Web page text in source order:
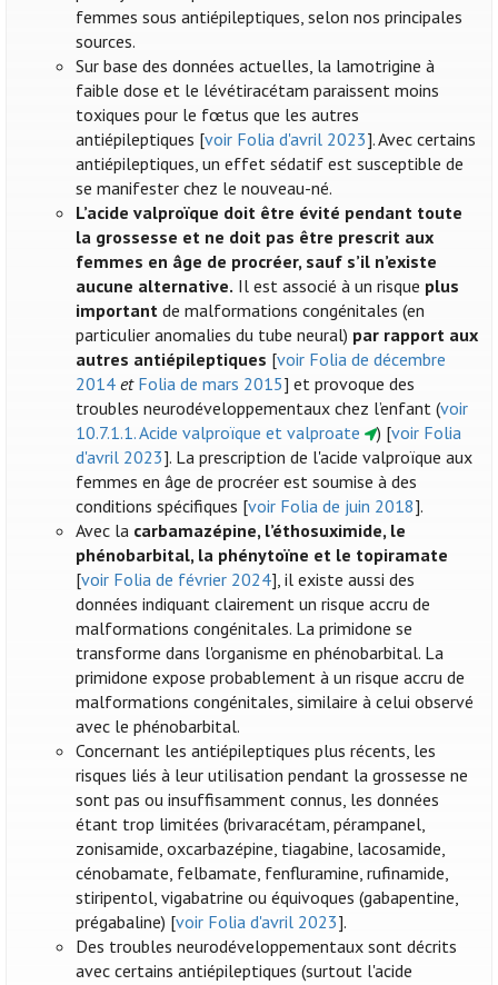
femmes sous antiépileptiques, selon nos principales
sources.
Sur base des données actuelles, la lamotrigine à
faible dose et le lévétiracétam paraissent moins
toxiques pour le fœtus que les autres
antiépileptiques [voir Folia d'avril 2023]. Avec certains
antiépileptiques, un effet sédatif est susceptible de
se manifester chez le nouveau-né.
L’acide valproïque doit être évité pendant toute
la grossesse et ne doit pas être prescrit aux
femmes en âge de procréer, sauf s’il n’existe
aucune alternative. Il est associé à un risque plus
important de malformations congénitales (en
particulier anomalies du tube neural) par rapport aux
autres antiépileptiques [voir Folia de décembre
2014 et Folia de mars 2015] et provoque des
troubles neurodéveloppementaux chez l’enfant (voir
10.7.1.1. Acide valproïque et valproate
) [voir Folia
d'avril 2023]. La prescription de l'acide valproïque aux
femmes en âge de procréer est soumise à des
conditions spécifiques [voir Folia de juin 2018].
Avec la carbamazépine, l’éthosuximide, le
phénobarbital, la phénytoïne et le topiramate
[voir Folia de février 2024], il existe aussi des
données indiquant clairement un risque accru de
malformations congénitales. La primidone se
transforme dans l'organisme en phénobarbital. La
primidone expose probablement à un risque accru de
malformations congénitales, similaire à celui observé
avec le phénobarbital.
Concernant les antiépileptiques plus récents, les
risques liés à leur utilisation pendant la grossesse ne
sont pas ou insuffisamment connus, les données
étant trop limitées (brivaracétam, pérampanel,
zonisamide, oxcarbazépine, tiagabine, lacosamide,
cénobamate, felbamate, fenfluramine, rufinamide,
stiripentol, vigabatrine ou équivoques (gabapentine,
prégabaline) [voir Folia d'avril 2023].
Des troubles neurodéveloppementaux sont décrits
avec certains antiépileptiques (surtout l'acide